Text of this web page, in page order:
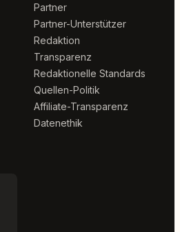
Partner
Partner-Unterstützer
Redaktion
Transparenz
Redaktionelle Standards
Quellen-Politik
Affiliate-Transparenz
Datenethik